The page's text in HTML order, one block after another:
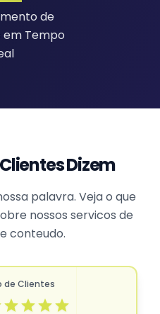
de
em Tempo
Dizem
palavra. Veja o que
nossos servicos de
conteudo.
de Clientes